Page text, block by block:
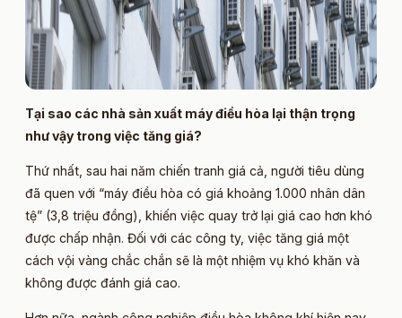
Tại sao các nhà sản xuất máy điều hòa lại thận trọng
như vậy trong việc tăng giá?
Thứ nhất, sau hai năm chiến tranh giá cả, người tiêu dùng
đã quen với “máy điều hòa có giá khoảng 1.000 nhân dân
tệ” (3,8 triệu đồng), khiến việc quay trở lại giá cao hơn khó
được chấp nhận. Đối với các công ty, việc tăng giá một
cách vội vàng chắc chắn sẽ là một nhiệm vụ khó khăn và
không được đánh giá cao.